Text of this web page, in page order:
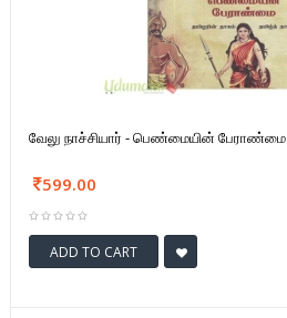
வேலு நாச்சியார் - பெண்மையின் பேராண்மை
599.00
ADD TO CART